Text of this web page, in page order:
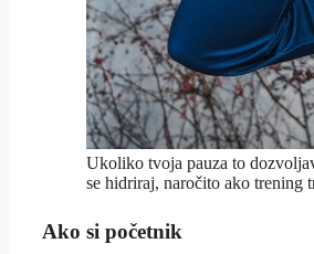
Ukoliko tvoja pauza to
se hidriraj, naročito ako trening
Ako si početnik